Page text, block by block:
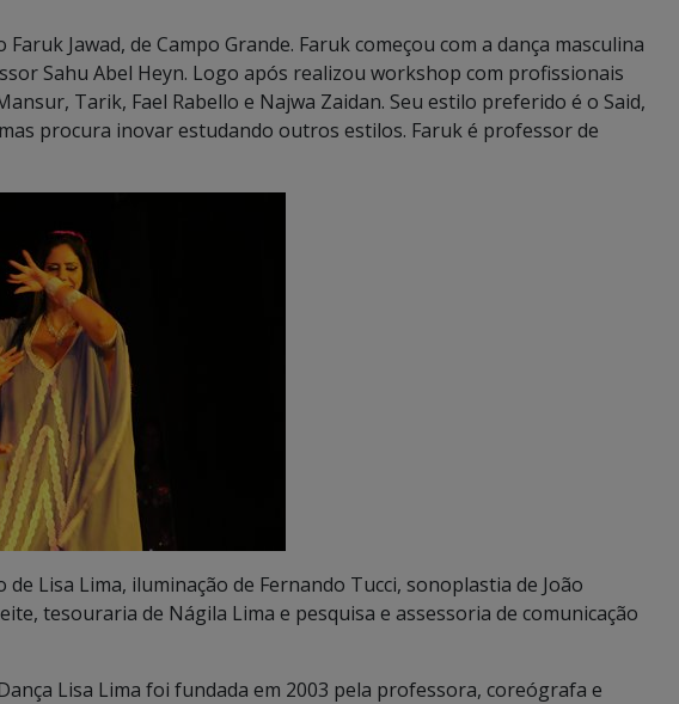
Jawad, de Campo Grande. Faruk começou com a dança masculina
Sahu Abel Heyn. Logo após realizou workshop com profissionais
Tarik, Fael Rabello e Najwa Zaidan. Seu estilo preferido é o Said,
procura inovar estudando outros estilos. Faruk é professor de
Lisa Lima, iluminação de Fernando Tucci, sonoplastia de João
tesouraria de Nágila Lima e pesquisa e assessoria de comunicação
Lisa Lima foi fundada em 2003 pela professora, coreógrafa e